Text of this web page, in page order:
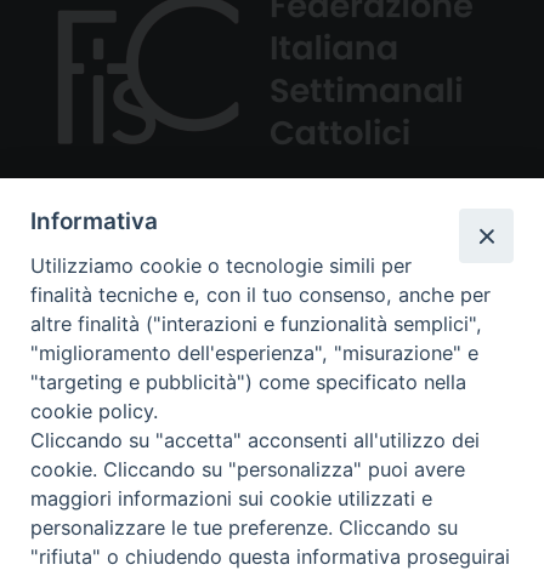
Via Aurelia 468, 00165 ROMA
tel: +39 066638491
E-mail: fisc@fisc.it
Seguici su
YouTube
Channel
Feed
Copyright © 2024 / 2025
Informativa
Utilizziamo cookie o tecnologie simili per
finalità tecniche e, con il tuo consenso, anche per
altre finalità ("interazioni e funzionalità semplici",
"miglioramento dell'esperienza", "misurazione" e
"targeting e pubblicità") come specificato nella
cookie policy.
Cliccando su "accetta" acconsenti all'utilizzo dei
cookie. Cliccando su "personalizza" puoi avere
maggiori informazioni sui cookie utilizzati e
personalizzare le tue preferenze. Cliccando su
"rifiuta" o chiudendo questa informativa proseguirai